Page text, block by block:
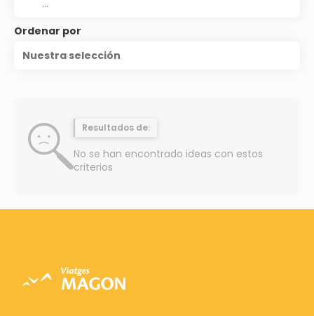
Ordenar por
Nuestra selección
Resultados de:
No se han encontrado ideas con estos
criterios